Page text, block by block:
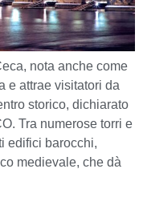
nota anche come
e attrae visitatori da
storico, dichiarato
Tra numerose torri e
edifici barocchi,
medievale, che dà